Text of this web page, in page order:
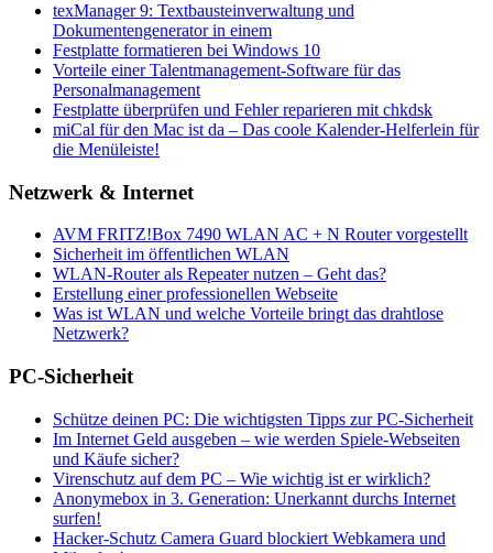
texManager 9: Textbausteinverwaltung und
Dokumentengenerator in einem
Festplatte formatieren bei Windows 10
Vorteile einer Talentmanagement-Software für das
Personalmanagement
Festplatte überprüfen und Fehler reparieren mit chkdsk
miCal für den Mac ist da – Das coole Kalender-Helferlein für
die Menüleiste!
Netzwerk & Internet
AVM FRITZ!Box 7490 WLAN AC + N Router vorgestellt
Sicherheit im öffentlichen WLAN
WLAN-Router als Repeater nutzen – Geht das?
Erstellung einer professionellen Webseite
Was ist WLAN und welche Vorteile bringt das drahtlose
Netzwerk?
PC-Sicherheit
Schütze deinen PC: Die wichtigsten Tipps zur PC-Sicherheit
Im Internet Geld ausgeben – wie werden Spiele-Webseiten
und Käufe sicher?
Virenschutz auf dem PC – Wie wichtig ist er wirklich?
Anonymebox in 3. Generation: Unerkannt durchs Internet
surfen!
Hacker-Schutz Camera Guard blockiert Webkamera und